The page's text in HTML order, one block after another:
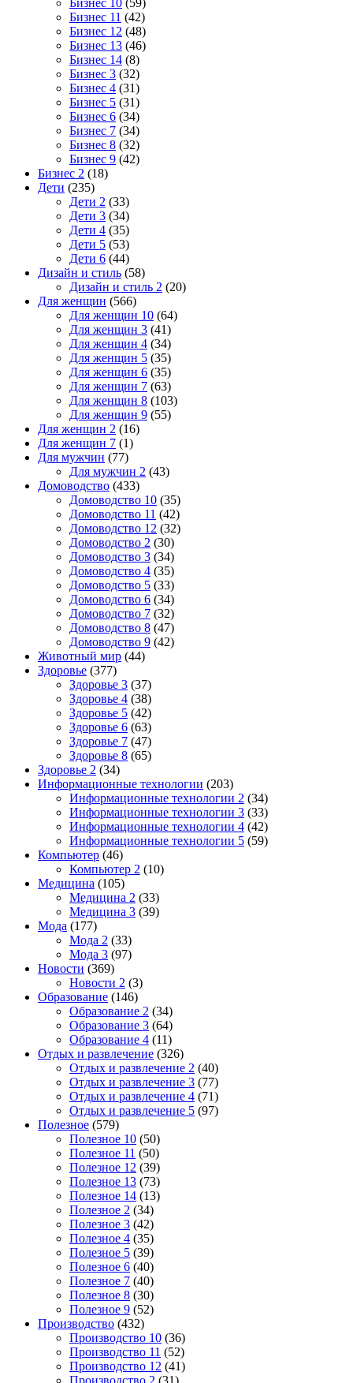
Бизнес 11 (42)
Бизнес 12 (48)
Бизнес 13 (46)
Бизнес 14 (8)
Бизнес 3 (32)
Бизнес 4 (31)
Бизнес 5 (31)
Бизнес 6 (34)
Бизнес 7 (34)
Бизнес 8 (32)
Бизнес 9 (42)
Бизнес 2 (18)
Дети (235)
Дети 2 (33)
Дети 3 (34)
Дети 4 (35)
Дети 5 (53)
Дети 6 (44)
Дизайн и стиль (58)
Дизайн и стиль 2 (20)
Для женщин (566)
Для женщин 10 (64)
Для женщин 3 (41)
Для женщин 4 (34)
Для женщин 5 (35)
Для женщин 6 (35)
Для женщин 7 (63)
Для женщин 8 (103)
Для женщин 9 (55)
Для женщин 2 (16)
Для женщин 7 (1)
Для мужчин (77)
Для мужчин 2 (43)
Домоводство (433)
Домоводство 10 (35)
Домоводство 11 (42)
Домоводство 12 (32)
Домоводство 2 (30)
Домоводство 3 (34)
Домоводство 4 (35)
Домоводство 5 (33)
Домоводство 6 (34)
Домоводство 7 (32)
Домоводство 8 (47)
Домоводство 9 (42)
Животный мир (44)
Здоровье (377)
Здоровье 3 (37)
Здоровье 4 (38)
Здоровье 5 (42)
Здоровье 6 (63)
Здоровье 7 (47)
Здоровье 8 (65)
Здоровье 2 (34)
Информационные технологии (203)
Информационные технологии 2 (34)
Информационные технологии 3 (33)
Информационные технологии 4 (42)
Информационные технологии 5 (59)
Компьютер (46)
Компьютер 2 (10)
Медицина (105)
Медицина 2 (33)
Медицина 3 (39)
Мода (177)
Мода 2 (33)
Мода 3 (97)
Новости (369)
Новости 2 (3)
Образование (146)
Образование 2 (34)
Образование 3 (64)
Образование 4 (11)
Отдых и развлечение (326)
Отдых и развлечение 2 (40)
Отдых и развлечение 3 (77)
Отдых и развлечение 4 (71)
Отдых и развлечение 5 (97)
Полезное (579)
Полезное 10 (50)
Полезное 11 (50)
Полезное 12 (39)
Полезное 13 (73)
Полезное 14 (13)
Полезное 2 (34)
Полезное 3 (42)
Полезное 4 (35)
Полезное 5 (39)
Полезное 6 (40)
Полезное 7 (40)
Полезное 8 (30)
Полезное 9 (52)
Производство (432)
Производство 10 (36)
Производство 11 (52)
Производство 12 (41)
Производство 2 (31)